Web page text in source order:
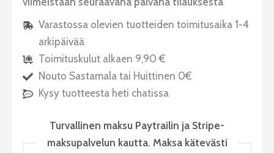
Varastossa olevien tuotteiden toimitusaika 1-4
arkipäivää
Toimituskulut alkaen 9,90 €
Nouto Sastamala tai Huittinen 0€
Kysy tuotteesta heti chatissa
Turvallinen maksu Paytrailin ja Stripe-
maksupalvelun kautta. Maksa kätevästi